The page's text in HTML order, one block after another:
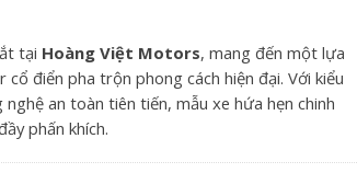
lại trải nghiệm lái đầy hứng khởi.
tại Hoàng Việt Motors, mang đến một lựa
điển pha trộn phong cách hiện đại. Với kiểu
an toàn tiên tiến, mẫu xe hứa hẹn chinh
phấn khích.